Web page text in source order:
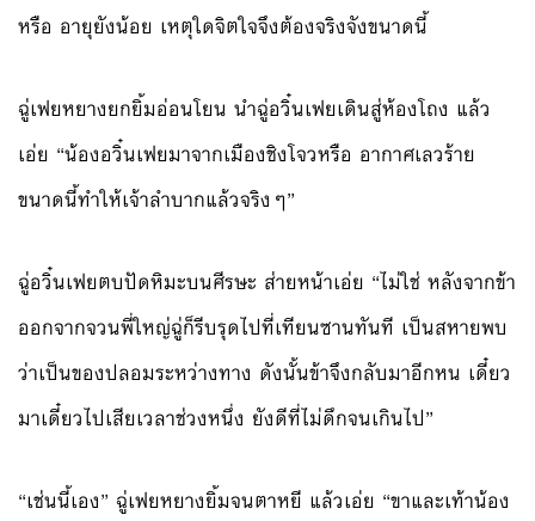
หรือ อายุยังน้อย เหตุใดจิตใจจึงต้องจริงจังขนาดนี้
ฉู่เฟยหยางยกยิ้มอ่อนโยน นำฉู่อวิ๋นเฟยเดินสู่ห้องโถง แล้ว
เอ่ย “น้องอวิ๋นเฟยมาจากเมืองชิงโจวหรือ อากาศเลวร้าย
ขนาดนี้ทำให้เจ้าลำบากแล้วจริงๆ”
ฉู่อวิ๋นเฟยตบปัดหิมะบนศีรษะ ส่ายหน้าเอ่ย “ไม่ใช่ หลังจากข้า
ออกจากจวนพี่ใหญ่ฉู่ก็รีบรุดไปที่เทียนซานทันที เป็นสหายพบ
ว่าเป็นของปลอมระหว่างทาง ดังนั้นข้าจึงกลับมาอีกหน เดี๋ยว
มาเดี๋ยวไปเสียเวลาช่วงหนึ่ง ยังดีที่ไม่ดึกจนเกินไป”
“เช่นนี้เอง” ฉู่เฟยหยางยิ้มจนตาหยี แล้วเอ่ย “ขาและเท้าน้อง